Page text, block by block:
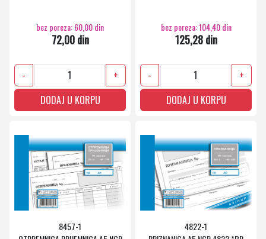
bez poreza: 60,00 din
72,00 din
-
+
DODAJ U KORPU
bez poreza: 104,40 din
125,28 din
-
+
DODAJ U KORPU
8457-1
4822-1